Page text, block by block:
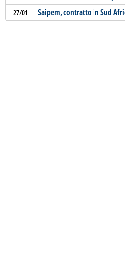
27/01 Saipem, contratto in Sud